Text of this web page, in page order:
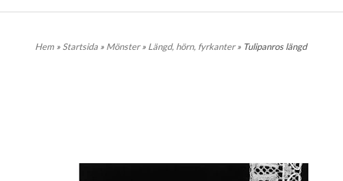
Hem » Startsida » Mönster» Längd, hörn, fyrkanter» Tulipanros längd